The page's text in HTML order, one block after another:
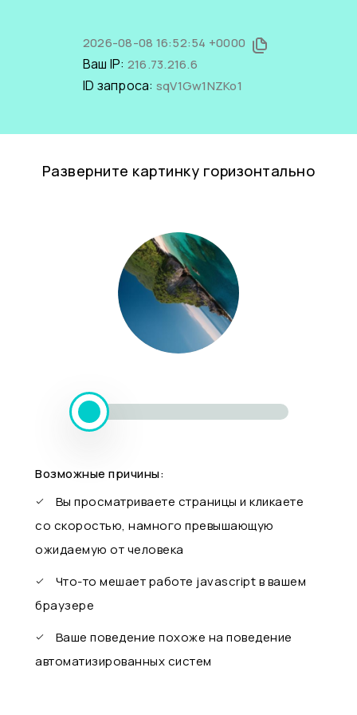
2026-08-08 16:52:54 +0000
Ваш IP: 216.73.216.6
ID запроса: sqV1Gw1NZKo1
Разверните картинку горизонтально
Возможные причины:
Вы просматриваете страницы и кликаете
со скоростью, намного превышающую
ожидаемую от человека
Что-то мешает работе javascript в вашем
браузере
Ваше поведение похоже на поведение
автоматизированных систем